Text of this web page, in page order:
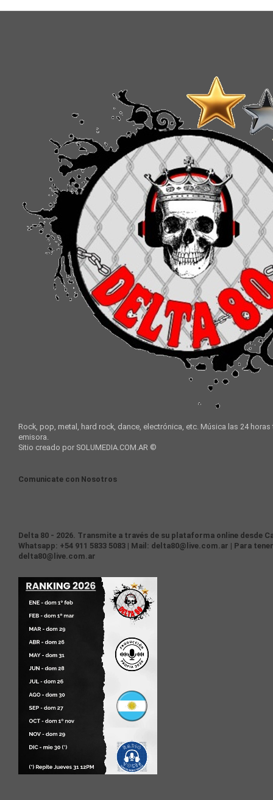
Rock, pop, metal, hard rock, dance, electrónica, etc. Música las 24
emisora.
Sitio creado por SOLUMEDIA.COM.AR ©
Comunicate con Nosotros
Delta 80 - 2026. Transmite a través de su plataforma online desde
Whatsapp: +54 911 5833 5083 | Mail: delta80@live.com.ar | Para
delta80@live.com.ar